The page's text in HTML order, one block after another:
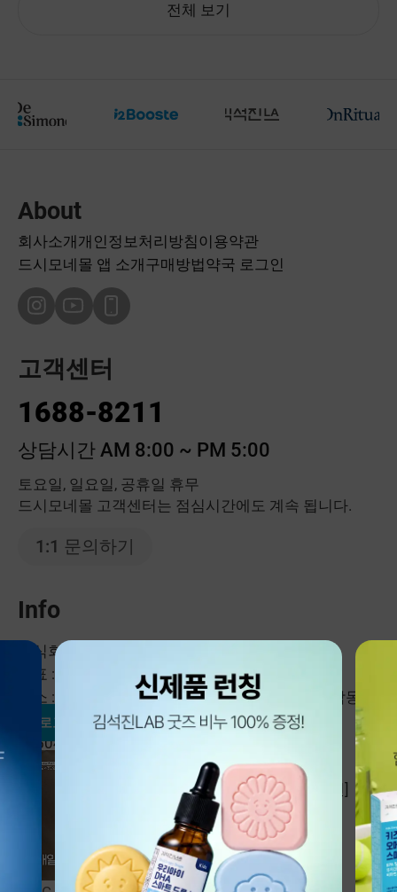
전체 보기
'새로고침 : 두 번째 뇌, 장을 깨워라'
About
회사소개 개인정보처리방침 이용약관
드시모네몰 앱 소개 구매방법 약국 로그인
고객센터
1688-8211
상담시간 AM 8:00 ~ PM 5:00
토요일, 일요일, 공휴일 휴무
드시모네몰 고객센터는 점심시간에도 계속 됩니다.
1:1 문의하기
Info
주식회사 헥토헬스케어
대표 : 김석진, 유성완
주소 : 서울특별시 강남구 테헤란로 223, 5층 (역삼동,
큰길타워빌딩)건강기능식품 판매업 : 제2013-
0050453호
통신판매업 : 제2015-서울강남-03602호
사업자등록번호 : 209-81-58898[사업자정보확인]
개인정보보호책임자 : 이옥선
이메일 : admin_hc@hecto.co.kr
신규 거래 문의 :1811-0171